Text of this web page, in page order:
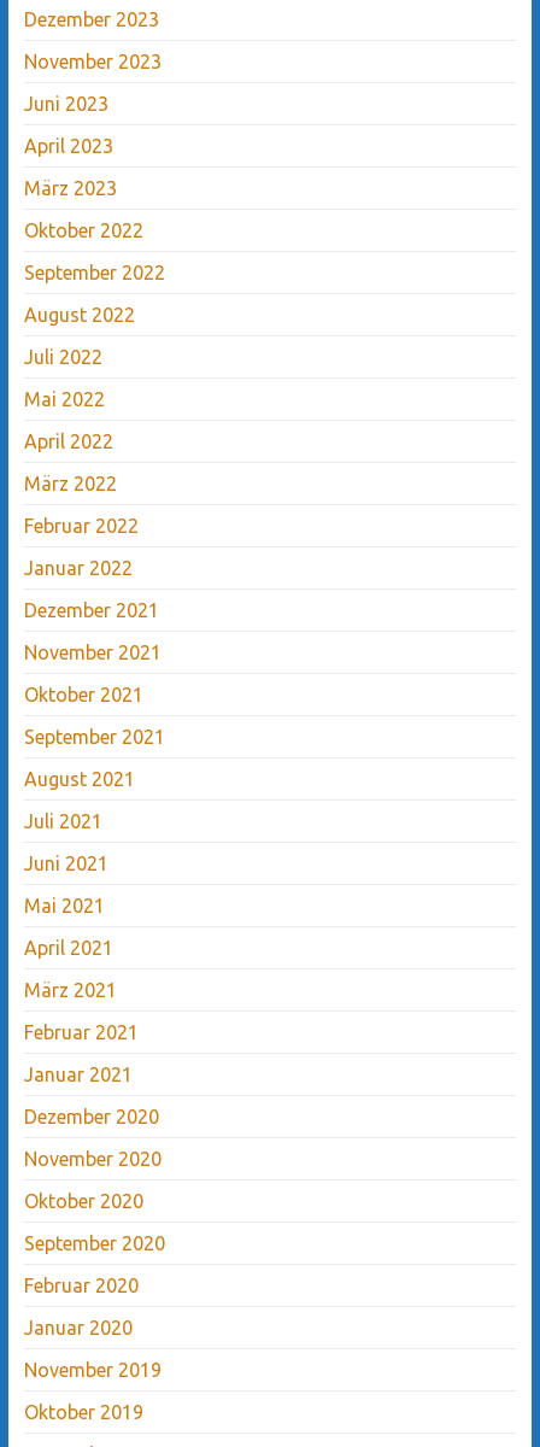
Dezember 2023
November 2023
Juni 2023
April 2023
März 2023
Oktober 2022
September 2022
August 2022
Juli 2022
Mai 2022
April 2022
März 2022
Februar 2022
Januar 2022
Dezember 2021
November 2021
Oktober 2021
September 2021
August 2021
Juli 2021
Juni 2021
Mai 2021
April 2021
März 2021
Februar 2021
Januar 2021
Dezember 2020
November 2020
Oktober 2020
September 2020
Februar 2020
Januar 2020
November 2019
Oktober 2019